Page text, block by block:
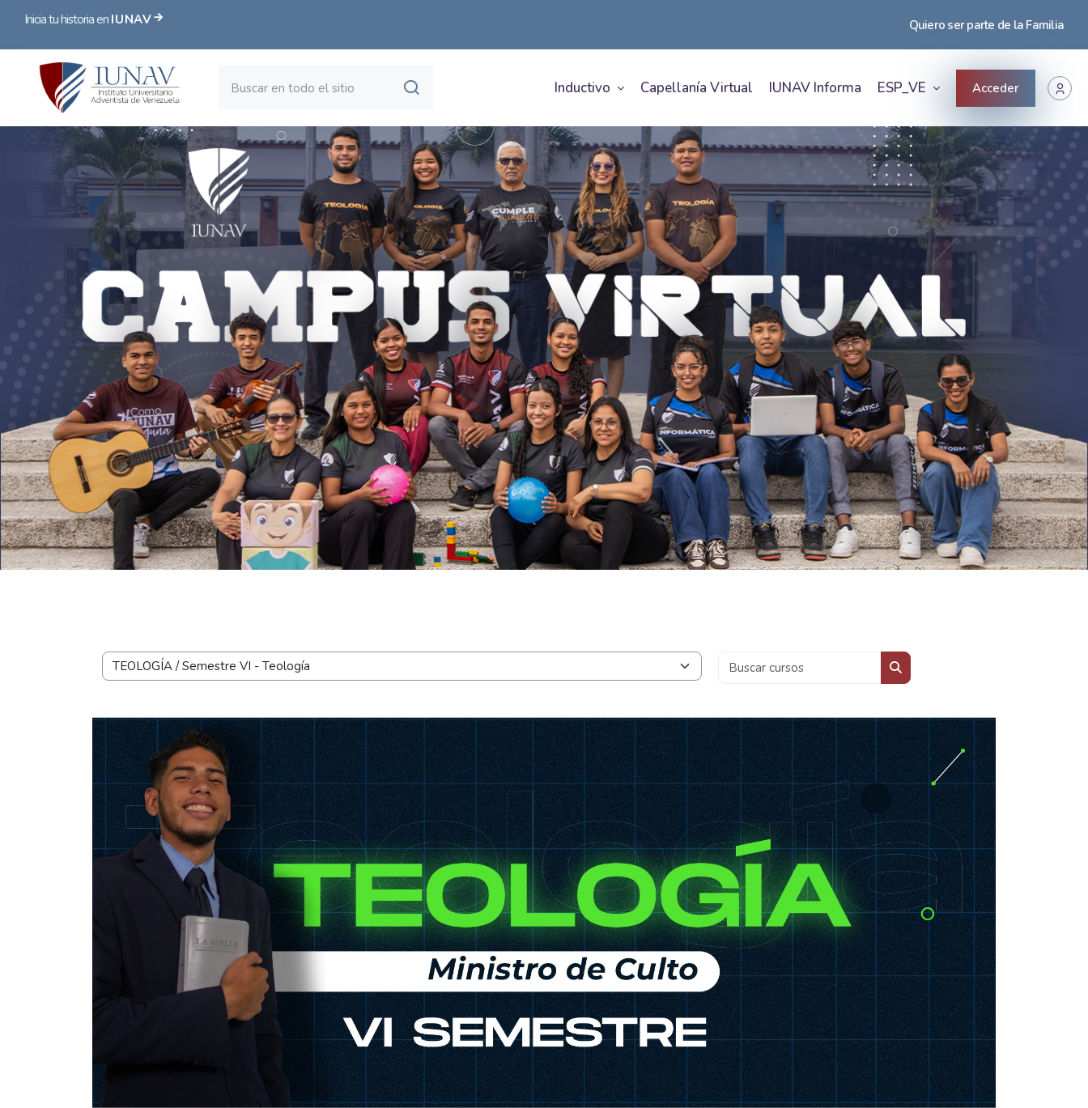
Inicia tu historia en IUNAV Quiero ser parte de la Familia
Inductivo Capellanía Virtual IUNAV Informa ESP_VE Acceder
Bloques
Bloques
Categorías
Buscar cursos
Buscar cursos